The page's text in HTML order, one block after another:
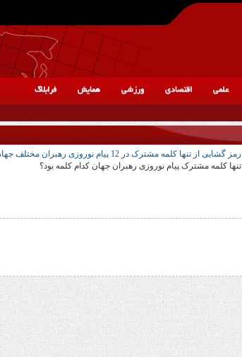
علمی اقتصادی ورزشی همایش فرابلاگ
رمز گشایی از تنها کلمه مشترک در 12 پیام نوروزی رهبران مختلف جهان!
تنها کلمه مشترک پیام نوروزی رهبران جهان کدام کلمه بود؟